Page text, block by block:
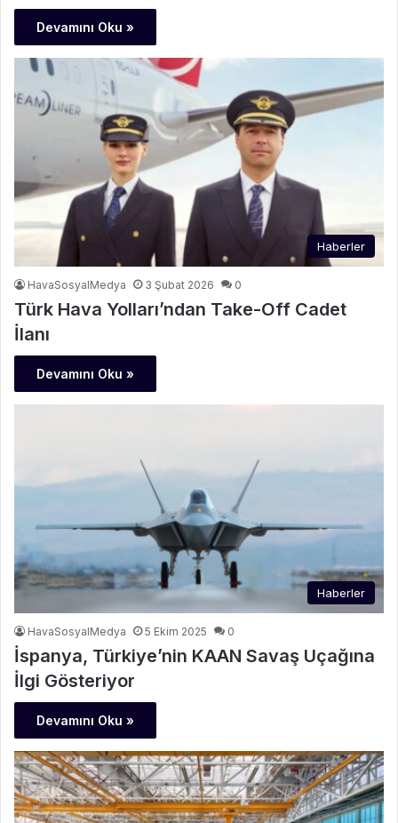
Devamını Oku »
Haberler
HavaSosyalMedya 3 Şubat 2026 0
Türk Hava Yolları’ndan Take-Off Cadet
İlanı
Devamını Oku »
Haberler
HavaSosyalMedya 5 Ekim 2025 0
‎İspanya, Türkiye’nin KAAN Savaş Uçağına
İlgi Gösteriyor
Devamını Oku »